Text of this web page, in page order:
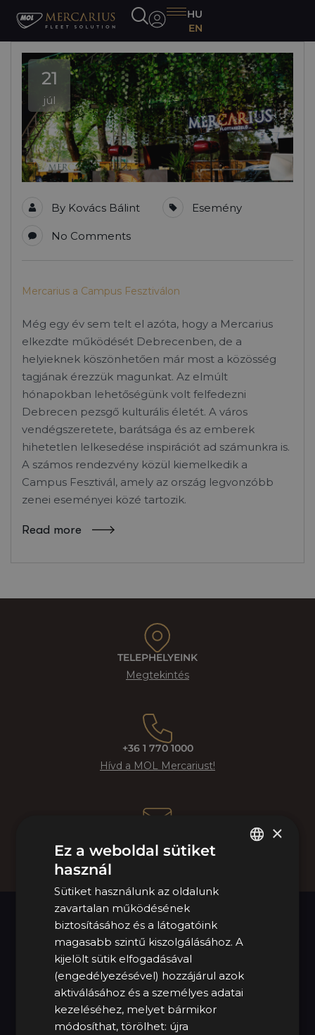
HU
EN
21
júl
By Kovács Bálint Esemény
No Comments
Mercarius a Campus Fesztiválon
Még egy év sem telt el azóta, hogy a Mercarius
elkezdte működését Debrecenben, de a
helyieknek köszönhetően már most a közösség
tagjának érezzük magunkat. Az elmúlt
hónapokban lehetőségünk volt felfedezni
Debrecen pezsgő kulturális életét. A város
vendégszeretete, barátsága és az emberek
hihetetlen lelkesedése inspirációt ad számunkra is.
A számos rendezvény közül kiemelkedik a
Campus Fesztivál, amely az ország legvonzóbb
zenei eseményei közé tartozik.
Read more
TELEPHELYEINK
Megtekintés
+36 1 770 1000
Hívd a MOL Mercariust!
Tovább az űrlaphoz
NYITVATARTÁS
H – P: 08:00 – 16:30
Sz – V: Zárva
KÖVESS MINKET!
×
Ez a weboldal sütiket
használ
Sütiket használunk az oldalunk
zavartalan működésének
biztosításához és a látogatóink
magasabb szintű kiszolgálásához. A
kijelölt sütik elfogadásával
(engedélyezésével) hozzájárul azok
aktiválásához és a személyes adatai
kezeléséhez, melyet bármikor
módosíthat, törölhet: újra